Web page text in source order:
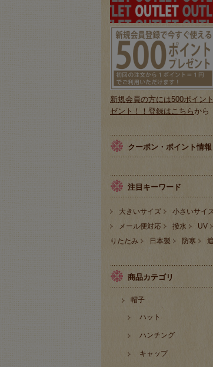
新規会員の方には500ポイン
ゼント！！登録はこちら から
クーポン・ポイント情報
注目キーワード
大きいサイズ
小さいサイ
メール便対応
撥水 UV
りたたみ
日本製 防寒
商品カテゴリ
帽子
ハット
ハンチング
キャップ